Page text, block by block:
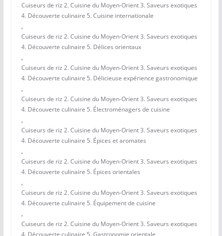
Cuiseurs de riz 2. Cuisine du Moyen-Orient 3. Saveurs exotiques
4. Découverte culinaire 5. Cuisine internationale
,
Cuiseurs de riz 2. Cuisine du Moyen-Orient 3. Saveurs exotiques
4. Découverte culinaire 5. Délices orientaux
,
Cuiseurs de riz 2. Cuisine du Moyen-Orient 3. Saveurs exotiques
4. Découverte culinaire 5. Délicieuse expérience gastronomique
,
Cuiseurs de riz 2. Cuisine du Moyen-Orient 3. Saveurs exotiques
4. Découverte culinaire 5. Électroménagers de cuisine
,
Cuiseurs de riz 2. Cuisine du Moyen-Orient 3. Saveurs exotiques
4. Découverte culinaire 5. Épices et aromates
,
Cuiseurs de riz 2. Cuisine du Moyen-Orient 3. Saveurs exotiques
4. Découverte culinaire 5. Épices orientales
,
Cuiseurs de riz 2. Cuisine du Moyen-Orient 3. Saveurs exotiques
4. Découverte culinaire 5. Équipement de cuisine
,
Cuiseurs de riz 2. Cuisine du Moyen-Orient 3. Saveurs exotiques
4. Découverte culinaire 5. Gastronomie orientale